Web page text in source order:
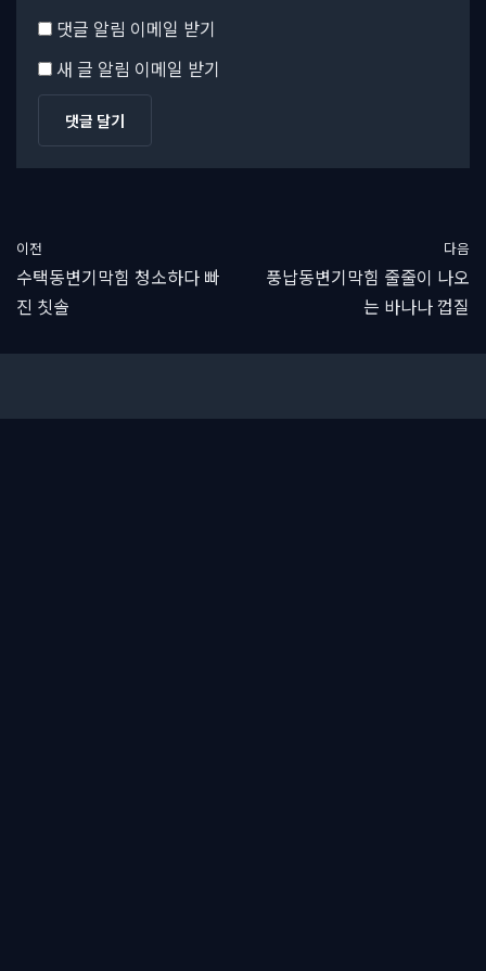
댓글 알림 이메일 받기
새 글 알림 이메일 받기
이전
수택동변기막힘 청소하다 빠
진 칫솔
다음
풍납동변기막힘 줄줄이 나오
는 바나나 껍질